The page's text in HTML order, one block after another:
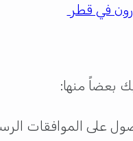
في قطر
بعضاً منها:
على الموافقات